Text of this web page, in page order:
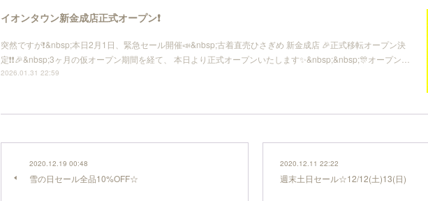
イオンタウン新金成店正式オープン❗
突然ですが❗️&nbsp;本日2月1日、緊急セール開催📣&nbsp;古着直売ひさぎめ 新金成店 🎉正式移転オープン決
定❗️❗️🎉&nbsp;3ヶ月の仮オープン期間を経て、 本日より正式オープンいたします✨️&nbsp;&nbsp;🎊オープン…
2026.01.31 22:59
2020.12.19 00:48
雪の日セール全品10%OFF☆
2020.12.11 22:22
週末土日セール☆12/12(土)13(日)